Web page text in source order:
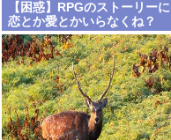
【困惑】RPGのストーリーに
恋とか愛とかいらなくね？
www